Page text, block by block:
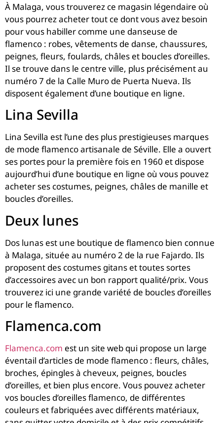
À Malaga, vous trouverez ce magasin légendaire où
vous pourrez acheter tout ce dont vous avez besoin
pour vous habiller comme une danseuse de
flamenco : robes, vêtements de danse, chaussures,
peignes, fleurs, foulards, châles et boucles d’oreilles.
Il se trouve dans le centre ville, plus précisément au
numéro 7 de la Calle Muro de Puerta Nueva. Ils
disposent également d’une boutique en ligne.
Lina Sevilla
Lina Sevilla est l’une des plus prestigieuses marques
de mode flamenco artisanale de Séville. Elle a ouvert
ses portes pour la première fois en 1960 et dispose
aujourd’hui d’une boutique en ligne où vous pouvez
acheter ses costumes, peignes, châles de manille et
boucles d’oreilles.
Deux lunes
Dos lunas est une boutique de flamenco bien connue
à Malaga, située au numéro 2 de la rue Fajardo. Ils
proposent des costumes gitans et toutes sortes
d’accessoires avec un bon rapport qualité/prix. Vous
trouverez ici une grande variété de boucles d’oreilles
pour le flamenco.
Flamenca.com
Flamenca.com est un site web qui propose un large
éventail d’articles de mode flamenco : fleurs, châles,
broches, épingles à cheveux, peignes, boucles
d’oreilles, et bien plus encore. Vous pouvez acheter
vos boucles d’oreilles flamenco, de différentes
couleurs et fabriquées avec différents matériaux,